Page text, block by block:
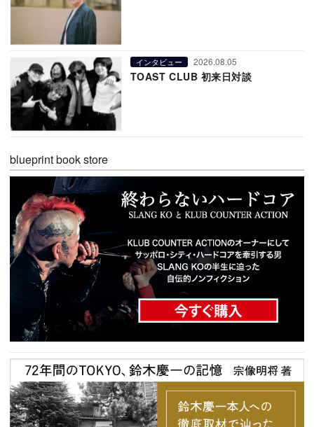
インタビュー 2026.08.05
TOAST CLUB 初来日対談
blueprint book store